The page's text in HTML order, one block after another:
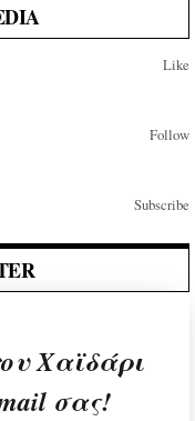
Like
Follow
Subscribe
Χαϊδάρι
σας!